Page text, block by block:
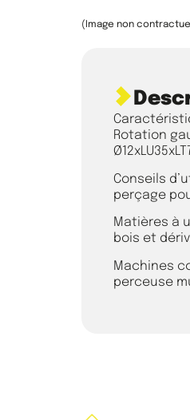
(Image non
Rotation
Conseils
perçage
Matières à
bois et
Machines
perceuse